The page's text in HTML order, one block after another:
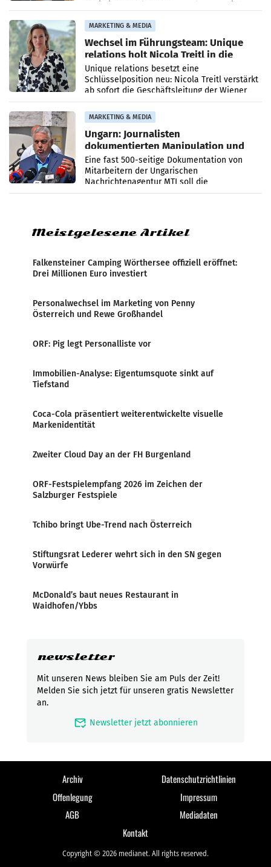
MARKETING & MEDIA
Wechsel im Führungsteam: Unique
relations holt Nicola Treitl in die
Geschäftsleitung
Unique relations besetzt eine
Schlüsselposition neu: Nicola Treitl verstärkt
ab sofort die Geschäftsleitung der Wiener
PR-Agentur an der Seite von Josef Kalina und
Anna Kalina-Mahr.
MARKETING & MEDIA
Ungarn: Journalisten
dokumentierten Manipulation und
Zensur
Eine fast 500-seitige Dokumentation von
Mitarbeitern der Ungarischen
Nachrichtenagentur MTI soll die
systematische Nachrichten-Manipulation und
Meistgelesene Artikel
Falkensteiner Camping Wörthersee offiziell eröffnet:
Drei Millionen Euro investiert
Personalwechsel im Marketing von Penny
Österreich und Rewe Großhandel
ORF: Pig legt Personalliste vor
Immobilien-Analyse: Eigentumsquote sinkt auf
Tiefstand
Coca-Cola präsentiert weiterentwickelte visuelle
Markenidentität
Zweiter Cloud Day an der FH Burgenland
ORF-Festspielempfang 2026 im Zeichen der
Salzburger Festspiele
Tchibo bringt Ube-Trend nach Österreich
Stiftungsrat Lederer wehrt sich in den SN gegen
Vorwürfe
McDonald’s baut neues Restaurant in
Waidhofen/Ybbs
newsletter
Mit unseren News bleiben Sie am Puls der Zeit!
Melden Sie sich jetzt für unseren gratis Newsletter
an.
mark_email_read Newsletter jetzt abonnieren
Archiv
Datenschutzrichtlinien
Offenlegung
Impressum
AGB
Mediadaten
Kontakt
Copyright © 2026 medianet. All rights reserved.